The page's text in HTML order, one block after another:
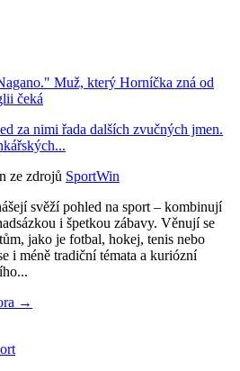
Muž, který Horníčka zná od
čeká
za nimi řada dalších zvučných jmen.
ze zdrojů SportWin
svěží pohled na sport – kombinují
i špetkou zábavy. Věnují se
jako je fotbal, hokej, tenis nebo
i méně tradiční témata a kuriózní
→